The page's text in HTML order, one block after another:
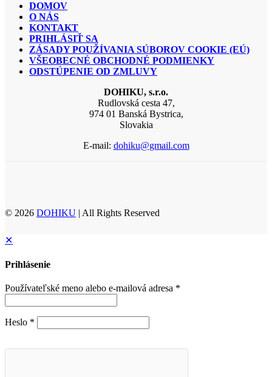
DOMOV
O NÁS
KONTAKT
PRIHLÁSIŤ SA
ZÁSADY POUŽÍVANIA SÚBOROV COOKIE (EÚ)
VŠEOBECNÉ OBCHODNÉ PODMIENKY
ODSTÚPENIE OD ZMLUVY
DOHIKU, s.r.o.
Rudlovská cesta 47,
974 01 Banská Bystrica,
Slovakia
E-mail: dohiku@gmail.com
© 2026 DOHIKU | All Rights Reserved
✕
Prihlásenie
Používateľské meno alebo e-mailová adresa *
Heslo *